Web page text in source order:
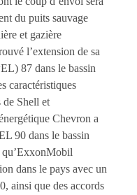
du puits sauvage
et gazière
l’extension de sa
87 dans le bassin
caractéristiques
de Shell et
Chevron a
90 dans le bassin
qu’ExxonMobil
dans le pays avec un
ainsi que des accords